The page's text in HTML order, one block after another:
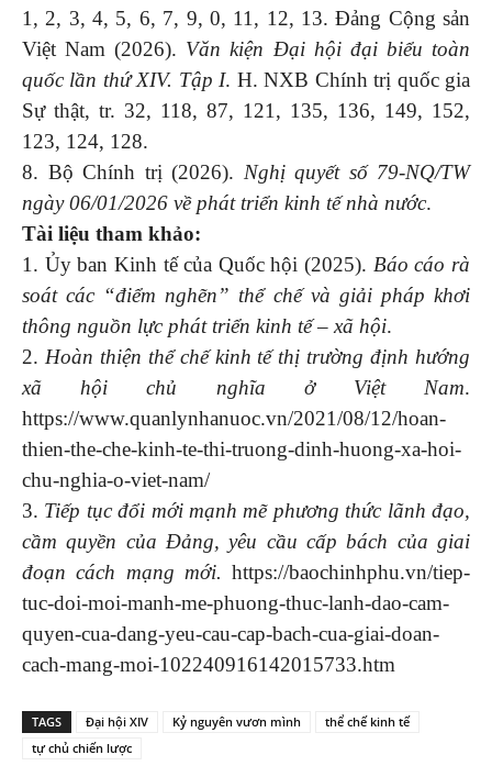
1, 2, 3, 4, 5, 6, 7, 9, 0, 11, 12, 13. Đảng Cộng sản
Việt Nam (2026). Văn kiện Đại hội đại biểu toàn
quốc lần thứ XIV. Tập I. H. NXB Chính trị quốc gia
Sự thật, tr. 32, 118, 87, 121, 135, 136, 149, 152,
123, 124, 128.
8. Bộ Chính trị (2026). Nghị quyết số 79-NQ/TW
ngày 06/01/2026 về phát triển kinh tế nhà nước.
Tài liệu tham khảo:
1. Ủy ban Kinh tế của Quốc hội (2025). Báo cáo rà
soát các “điểm nghẽn” thể chế và giải pháp khơi
thông nguồn lực phát triển kinh tế – xã hội.
2. Hoàn thiện thể chế kinh tế thị trường định hướng
xã hội chủ nghĩa ở Việt Nam.
https://www.quanlynhanuoc.vn/2021/08/12/hoan-
thien-the-che-kinh-te-thi-truong-dinh-huong-xa-hoi-
chu-nghia-o-viet-nam/
3. Tiếp tục đổi mới mạnh mẽ phương thức lãnh đạo,
cầm quyền của Đảng, yêu cầu cấp bách của giai
đoạn cách mạng mới. https://baochinhphu.vn/tiep-
tuc-doi-moi-manh-me-phuong-thuc-lanh-dao-cam-
quyen-cua-dang-yeu-cau-cap-bach-cua-giai-doan-
cach-mang-moi-102240916142015733.htm
TAGS Đại hội XIV Kỷ nguyên vươn mình
thể chế kinh tế
tự chủ chiến lược